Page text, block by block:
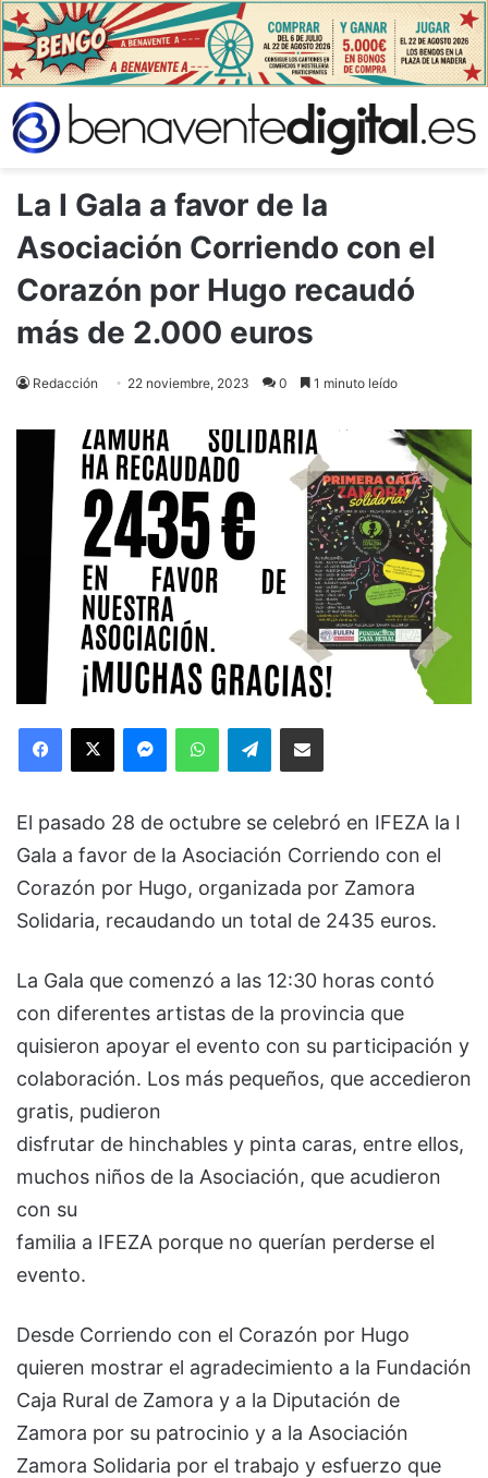
La I Gala a favor de la
Asociación Corriendo con el
Corazón por Hugo recaudó
más de 2.000 euros
Redacción 22 noviembre, 2023 0 1 minuto leído
Facebook
X MessengerWhatsAppTelegramCompartir via Email
El pasado 28 de octubre se celebró en IFEZA la I
Gala a favor de la Asociación Corriendo con el
Corazón por Hugo, organizada por Zamora
Solidaria, recaudando un total de 2435 euros.
La Gala que comenzó a las 12:30 horas contó
con diferentes artistas de la provincia que
quisieron apoyar el evento con su participación y
colaboración. Los más pequeños, que accedieron
gratis, pudieron
disfrutar de hinchables y pinta caras, entre ellos,
muchos niños de la Asociación, que acudieron
con su
familia a IFEZA porque no querían perderse el
evento.
Desde Corriendo con el Corazón por Hugo
quieren mostrar el agradecimiento a la Fundación
Caja Rural de Zamora y a la Diputación de
Zamora por su patrocinio y a la Asociación
Zamora Solidaria por el trabajo y esfuerzo que